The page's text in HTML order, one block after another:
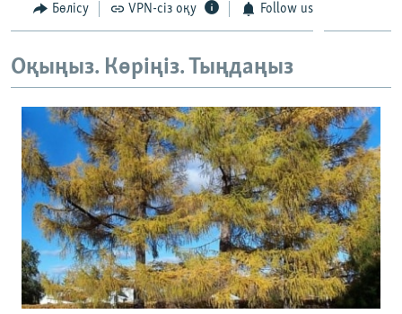
Басқа тілдерде
Бөлісу VPN-сіз оқу Follow us
Оқыңыз. Көріңіз. Тыңдаңыз